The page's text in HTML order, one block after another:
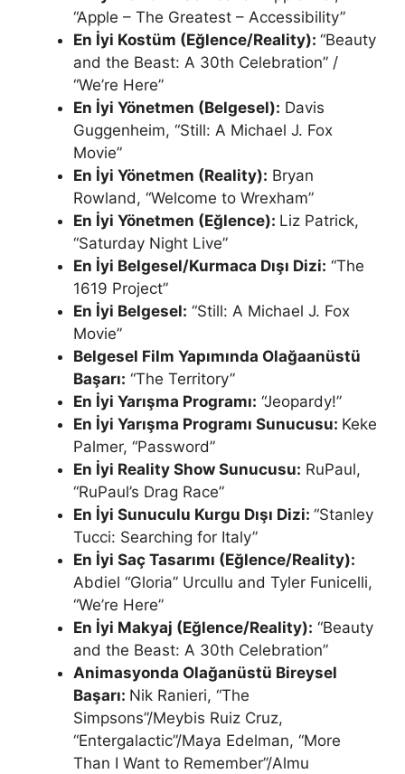
“Apple – The Greatest – Accessibility”
En İyi Kostüm (Eğlence/Reality): “Beauty
and the Beast: A 30th Celebration” /
“We’re Here”
En İyi Yönetmen (Belgesel): Davis
Guggenheim, “Still: A Michael J. Fox
Movie”
En İyi Yönetmen (Reality): Bryan
Rowland, “Welcome to Wrexham”
En İyi Yönetmen (Eğlence): Liz Patrick,
“Saturday Night Live”
En İyi Belgesel/Kurmaca Dışı Dizi: “The
1619 Project”
En İyi Belgesel: “Still: A Michael J. Fox
Movie”
Belgesel Film Yapımında Olağaanüstü
Başarı: “The Territory”
En İyi Yarışma Programı: “Jeopardy!”
En İyi Yarışma Programı Sunucusu: Keke
Palmer, “Password”
En İyi Reality Show Sunucusu: RuPaul,
“RuPaul’s Drag Race”
En İyi Sunuculu Kurgu Dışı Dizi: “Stanley
Tucci: Searching for Italy”
En İyi Saç Tasarımı (Eğlence/Reality):
Abdiel “Gloria” Urcullu and Tyler Funicelli,
“We’re Here”
En İyi Makyaj (Eğlence/Reality): “Beauty
and the Beast: A 30th Celebration”
Animasyonda Olağanüstü Bireysel
Başarı: Nik Ranieri, “The
Simpsons”/Meybis Ruiz Cruz,
“Entergalactic”/Maya Edelman, “More
Than I Want to Remember”/Almu